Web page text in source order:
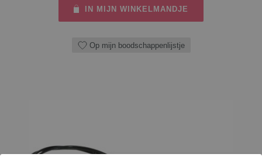
IN MIJN WINKELMANDJE
Op mijn boodschappenlijstje